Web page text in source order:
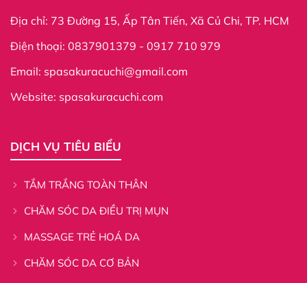
Địa chỉ: 73 Đường 15, Ấp Tân Tiến, Xã Củ Chi, TP. HCM
Điện thoại: 0837901379 - 0917 710 979
Email: spasakuracuchi@gmail.com
Website: spasakuracuchi.com
DỊCH VỤ TIÊU BIỂU
TẮM TRẮNG TOÀN THÂN
CHĂM SÓC DA ĐIỀU TRỊ MỤN
MASSAGE TRẺ HOÁ DA
CHĂM SÓC DA CƠ BẢN